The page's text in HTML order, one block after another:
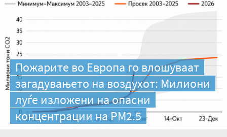
Пожарите во Европа го влошуваат
загадувањето на воздухот: Милиони
луѓе изложени на опасни
концентрации на PM2.5